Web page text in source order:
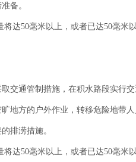
备。
50毫米以上，或者已达50毫米
通管制措施，在积水路段实行交
方的户外作业，转移危险地带人
排涝措施。
50毫米以上，或者已达50毫米